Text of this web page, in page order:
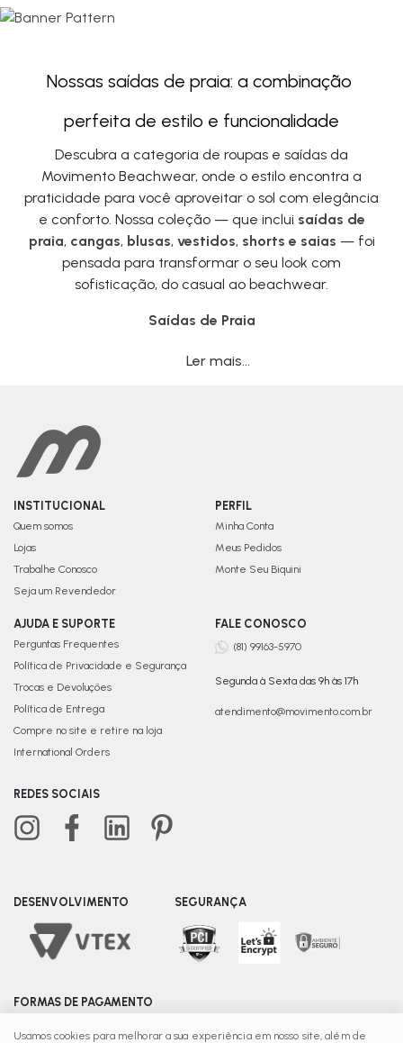
Nossas saídas de praia: a combinação
perfeita de estilo e funcionalidade
Descubra a categoria de roupas e saídas da
Movimento Beachwear, onde o estilo encontra a
praticidade para você aproveitar o sol com elegância
e conforto. Nossa coleção — que inclui saídas de
praia, cangas, blusas, vestidos, shorts e saias — foi
pensada para transformar o seu look com
sofisticação, do casual ao beachwear.
Saídas de Praia
Ler mais...
INSTITUCIONAL
Quem somos
Lojas
Trabalhe Conosco
Seja um Revendedor
PERFIL
Minha Conta
Meus Pedidos
Monte Seu Biquini
AJUDA E SUPORTE
Perguntas Frequentes
Política de Privacidade e Segurança
Trocas e Devoluções
Política de Entrega
Compre no site e retire na loja
International Orders
FALE CONOSCO
(81) 99163-5970
Segunda à Sexta das 9h às 17h
atendimento@movimento.com.br
REDES SOCIAIS
DESENVOLVIMENTO SEGURANÇA
FORMAS DE PAGAMENTO
Usamos cookies para melhorar a sua experiência em nosso site, além de